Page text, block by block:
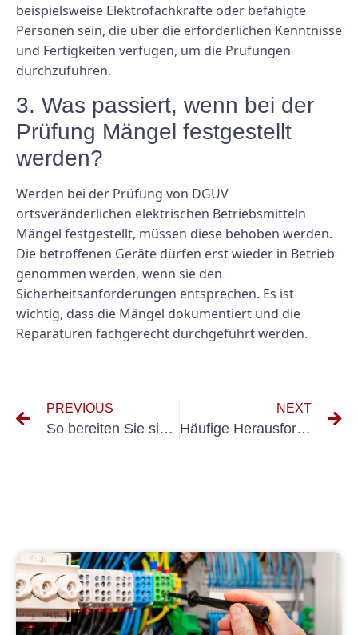
beispielsweise Elektrofachkräfte oder befähigte
Personen sein, die über die erforderlichen Kenntnisse
und Fertigkeiten verfügen, um die Prüfungen
durchzuführen.
3. Was passiert, wenn bei der
Prüfung Mängel festgestellt
werden?
Werden bei der Prüfung von DGUV
ortsveränderlichen elektrischen Betriebsmitteln
Mängel festgestellt, müssen diese behoben werden.
Die betroffenen Geräte dürfen erst wieder in Betrieb
genommen werden, wenn sie den
Sicherheitsanforderungen entsprechen. Es ist
wichtig, dass die Mängel dokumentiert und die
Reparaturen fachgerecht durchgeführt werden.
PREVIOUS
So bereiten Sie sich als PKW Sachkundiger auf die UVV-Prüfung vor
NEXT
Häufige Herausforderungen bei der elektrischen Prüfung VDE und wie man sie meistert